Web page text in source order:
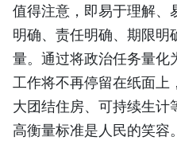
值得注意，即易于理解、
明确、责任明确、期限
量。通过将政治任务量化
工作将不再停留在纸面上
大团结住房、可持续生计
高衡量标准是人民的笑容。